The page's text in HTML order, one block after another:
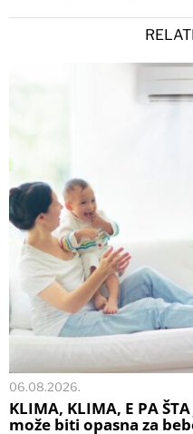
06.08.2026.
KLIMA, KLIMA, E PA
može biti opasna za